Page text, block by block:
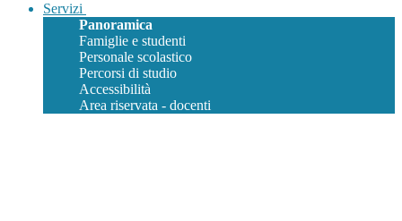
Servizi
Panoramica
Famiglie e studenti
Personale scolastico
Percorsi di studio
Accessibilità
Area riservata - docenti